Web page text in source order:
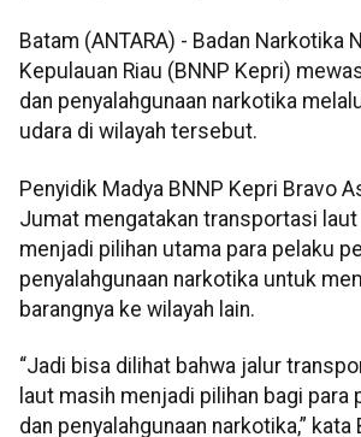
Batam (ANTARA) - Badan Narkotika
Kepulauan Riau (BNNP Kepri)
dan penyalahgunaan narkotika
udara di wilayah tersebut.
Penyidik Madya BNNP Kepri Bravo
Jumat mengatakan transportasi laut
menjadi pilihan utama para pelaku
penyalahgunaan narkotika untuk
barangnya ke wilayah lain.
“Jadi bisa dilihat bahwa jalur
laut masih menjadi pilihan bagi para
dan penyalahgunaan narkotika,” kata